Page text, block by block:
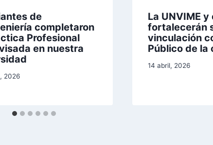
de
completaron
Profesional
en nuestra
2026
La UNVIME y
fortalecerán
vinculación
Público de la
14 abril, 2026